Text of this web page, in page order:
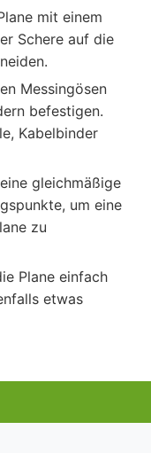
mit einem
Schere auf die
Messingösen
befestigen.
Kabelbinder
gleichmäßige
um eine
zu
Plane einfach
etwas